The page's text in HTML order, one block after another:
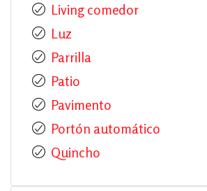
Living comedor
Luz
Parrilla
Patio
Pavimento
Portón automático
Quincho